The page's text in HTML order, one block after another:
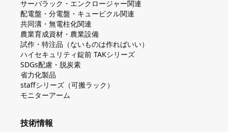
サーバラック・エンクロージャー関連
配電盤・分電盤・キュービクル関連
共同溝・無電柱化関連
農業育成資材・農業設備
試作・特注品（ないものは作ればいい）
ハイセキュリティ錠前 TAKシリーズ
SDGs配慮・脱炭素
省力化製品
staffシリーズ（可搬ラック）
モニターアーム
技術情報